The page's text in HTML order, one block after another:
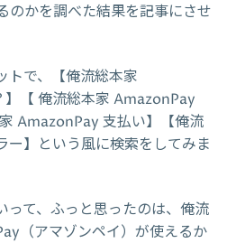
のかを調べた結果を記事にさせ
トで、【俺流総本家
【 俺流総本家 AmazonPay
AmazonPay 支払い】【俺流
】という風に検索をしてみま
って、ふっと思ったのは、俺流
（アマゾンペイ）が使えるか